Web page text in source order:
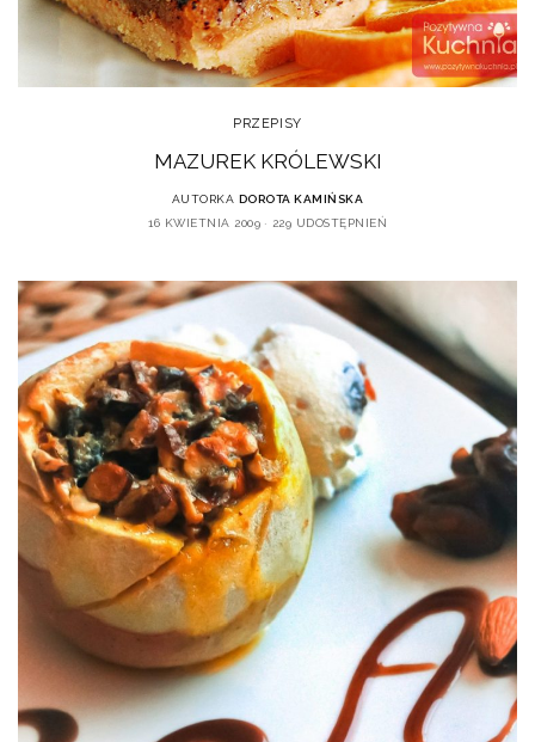
PRZEPISY
MAZUREK KRÓLEWSKI
AUTORKA DOROTA KAMIŃSKA
16 KWIETNIA 2009
229 UDOSTĘPNIEŃ